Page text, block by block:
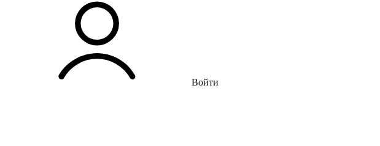
Войти